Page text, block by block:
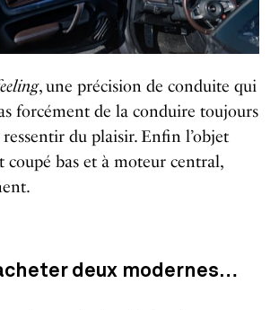
, une précision de conduite qui
forcément de la conduire toujours
du plaisir. Enfin l’objet
bas et à moteur central,
deux modernes…